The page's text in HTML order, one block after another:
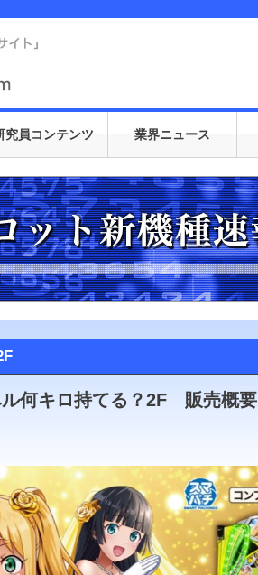
合わせ
究員コンテンツ 業界ニュース
ル何キロ持てる？2F 販売概要